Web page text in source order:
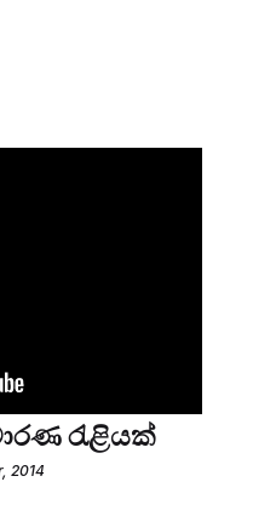
රැළියක්
2014